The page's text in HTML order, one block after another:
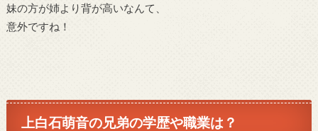
妹の方が姉より背が高いなんて、
意外ですね！
上白石萌音の兄弟の学歴や職業は？